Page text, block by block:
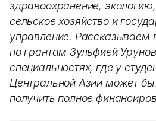
здравоохранение,
сельское хозяйство и
управление. Рассказываем
по грантам Зульфией
специальностях, где у
Центральной Азии может
получить полное